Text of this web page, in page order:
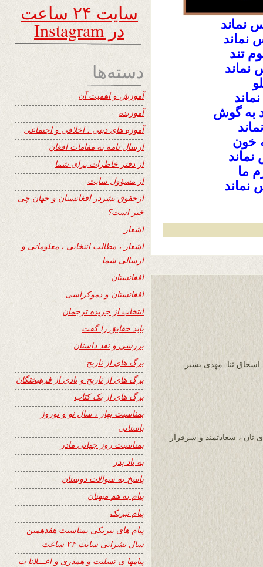
نماند
نماند
تند
نماند
به گوش
خون
ما
نماند
ثنا. مهدی بشیر
تان ، سعادتمند و سرفراز
سایت ۲۴ ساعت
در Instagram
دسته‌ها
آموزش و اهمیت آن
آموزنده
آموزه های دینی ، اخلاقی و اجتماعی
ارسال نامه به مقامات افغان
از دفتر خاطرات برای شما
از مسؤول سایت
ازحقوق بشردر افغانستان و جهان چی
خبر است؟
اشعار
اشعار ، مطالب انتخابی ، معلوماتی و
ارسالی شما
افغانستان
افغانستان و دموکراسی
انتخاب از جریده ترجمان
باید حقایق را گفت
بررسی و نقد داستان
برگ های از تاریخ
برگ های از تاریخ و یادی از فرهیختگان
برگ های از یک کتاب
بمناسبت بهار ، سال نو و نوروز
باستانی
بمناسبت روز جهانی مادر
به یاد پدر
پاسخ به سوالات دوستان
پیام به هم میهنان
پیام تبریک
پیام های تبریکی بمناسبت هفدهمین
سال نشراتی سایت ۲۴ ساعت
پیامها ی تسلیت و همدری و اعـــلانا ت